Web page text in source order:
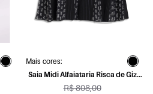
Mais cores:
Saia Midi Alfaiataria Risca de Giz
Preto
R$ 808,00